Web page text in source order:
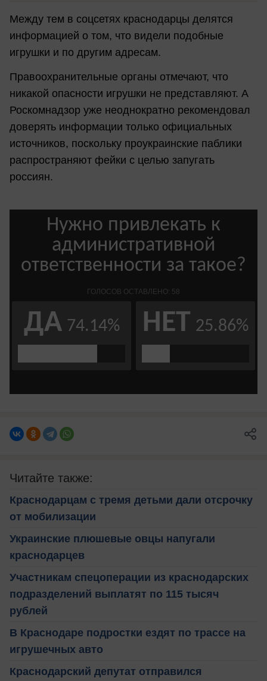
Между тем в соцсетях краснодарцы делятся
информацией о том, что видели подобные
игрушки и по другим адресам.
Правоохранительные органы отмечают, что
никакой опасности игрушки не представляют. А
Роскомнадзор уже неоднократно рекомендовал
доверять информации только официальных
источников, поскольку проукраинские паблики
распространяют фейки с целью запугать
россиян.
Читайте также:
Краснодарцам с тремя детьми дали отсрочку
от мобилизации
Украинские плюшевые овцы напугали
краснодарцев
Участникам спецоперации из краснодарских
подразделений выплатят по 115 тысяч
рублей
В Краснодаре подростки ездят по трассе на
игрушечных авто
Краснодарский депутат отправился